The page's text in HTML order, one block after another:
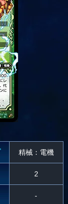
精械：電機
2
-